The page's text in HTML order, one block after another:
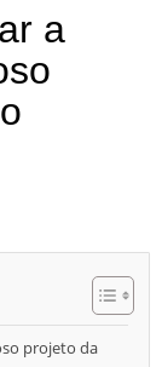
a
projeto da